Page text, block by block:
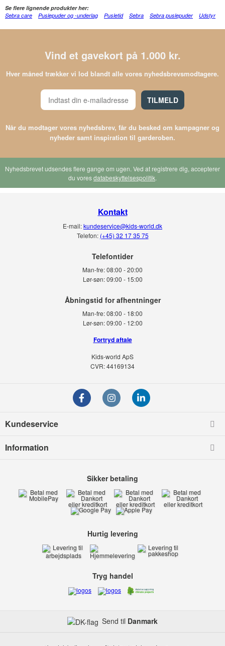
Se flere lignende produkter her:
Sebra care
Puslepuder og -underlag Pusletid Sebra Sebra puslepuder Udstyr
Vind et gavekort på 1.000 kr.
Hver måned trækker vi lod blandt alle vores nyhedsbrevsmodtagere.
TILMELD
Når du modtager vores nyhedsbrev, får du besked om kampagner og
nyheder samt inspiration til garderoben.
Nyhedsbrevet udsendes flere gange om ugen. Ved at registrere dig, accepterer
du voresdatabeskyttelsespolitik.
Kontakt
E-mail:kundeservice@kids-world.dk
Telefon: (+45) 32 17 35 75
Telefontider
Man-fre:08:00 - 20:00
Lør-søn: 09:00 - 15:00
Man-fre:08:00 - 18:00
Lør-søn:09:00 - 12:00
Fortryd aftale
Kids-world ApS
CVR: 44169134
Kundeservice
Information
Send til Danmark
Sikker betaling
Hurtig levering
Tryg handel